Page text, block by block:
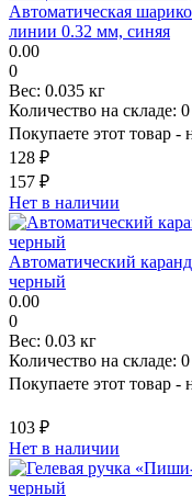
Автоматическая
линии 0.32 мм, синяя
0.00
0
Вес: 0.035 кг
Количество на складе: 0
Покупаете этот товар -
128 ₽
157 ₽
Нет в наличии
Автоматический
черный
0.00
0
Вес: 0.03 кг
Количество на складе: 0
Покупаете этот товар -
103 ₽
Нет в наличии